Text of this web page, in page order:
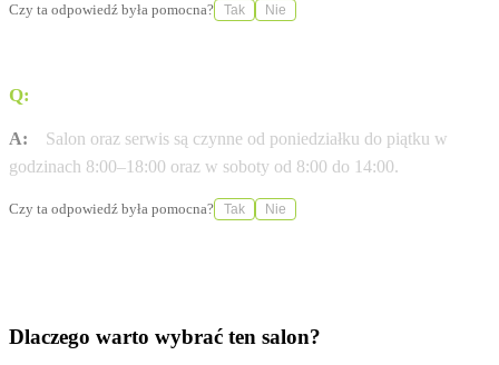
Czy ta odpowiedź była pomocna? Tak Nie
Q:
A:
Salon oraz serwis są czynne od poniedziałku do piątku w
godzinach 8:00–18:00 oraz w soboty od 8:00 do 14:00.
Czy ta odpowiedź była pomocna? Tak Nie
Dlaczego warto wybrać ten salon?